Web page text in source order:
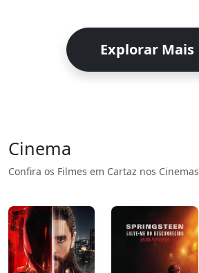
Explorar Mais
Cinema
Confira os Filmes em Cartaz nos Cinemas